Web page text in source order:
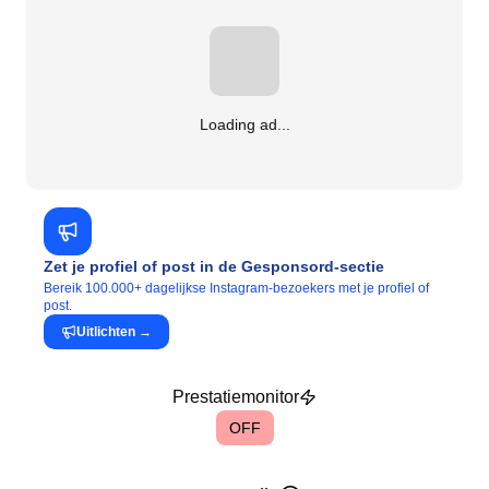
Loading ad...
Zet je profiel of post in de Gesponsord-sectie
Bereik 100.000+ dagelijkse Instagram-bezoekers met je profiel of
post.
Uitlichten →
Prestatiemonitor
OFF